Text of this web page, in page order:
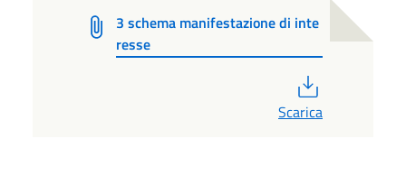
3 schema manifestazione di inte
resse
Scarica